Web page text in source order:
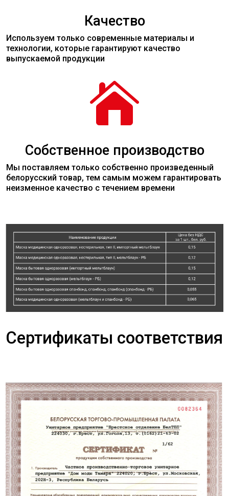
Качество
Используем только современные материалы и
технологии, которые гарантируют качество
выпускаемой продукции

Собственное производство
Мы поставляем только собственно произведенный
белорусский товар, тем самым можем гарантировать
неизменное качество с течением времени
Сертификаты соответствия